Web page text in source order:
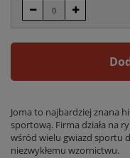
Joma to najbardziej znana
sportową. Firma działa na
wśród wielu gwiazd sportu
niezwykłemu wzornictwu.